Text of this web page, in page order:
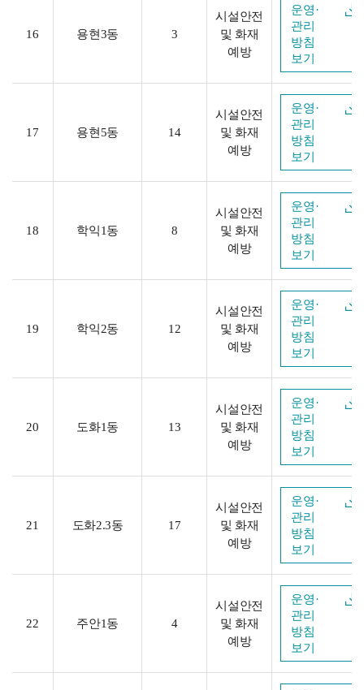
16 용현3동 3
시설안전
및 화재
예방
운영·
관리
방침
보기
17 용현5동 14
시설안전
및 화재
예방
운영·
관리
방침
보기
18 학익1동 8
시설안전
및 화재
예방
운영·
관리
방침
보기
19 학익2동 12
시설안전
및 화재
예방
운영·
관리
방침
보기
20 도화1동 13
시설안전
및 화재
예방
운영·
관리
방침
보기
21 도화2.3동 17
시설안전
및 화재
예방
운영·
관리
방침
보기
22 주안1동 4
시설안전
및 화재
예방
운영·
관리
방침
보기